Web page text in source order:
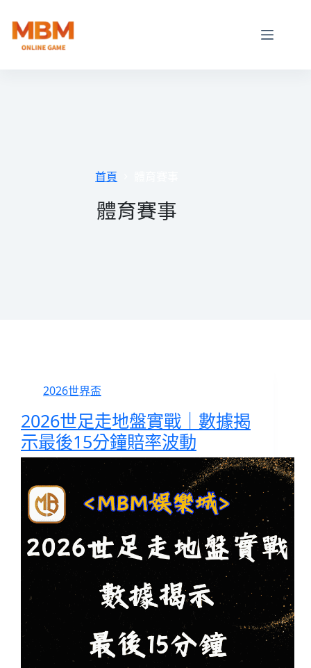
首頁
體育賽事
2026世界盃
2026世足走地盤實戰｜數據揭
示最後15分鐘賠率波動